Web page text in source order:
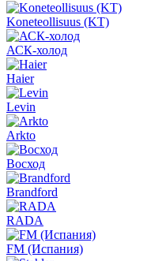
Koneteollisuus (KT)
АСК-холод
Haier
Levin
Arkto
Восход
Brandford
RADA
FM (Испания)